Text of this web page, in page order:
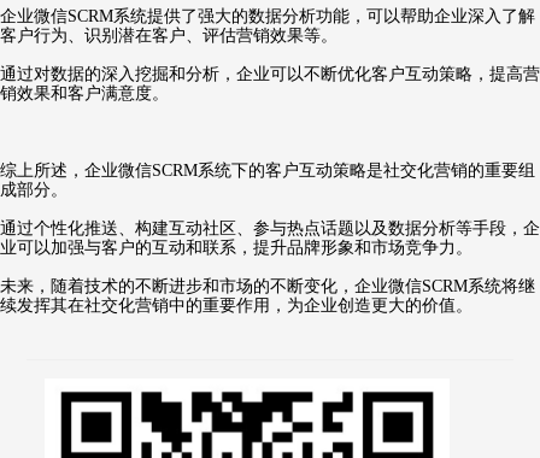
企业微信SCRM系统提供了强大的数据分析功能，可以帮助企业深入了解
客户行为、识别潜在客户、评估营销效果等。
通过对数据的深入挖掘和分析，企业可以不断优化客户互动策略，提高营
销效果和客户满意度。
综上所述，企业微信SCRM系统下的客户互动策略是社交化营销的重要组
成部分。
通过个性化推送、构建互动社区、参与热点话题以及数据分析等手段，企
业可以加强与客户的互动和联系，提升品牌形象和市场竞争力。
未来，随着技术的不断进步和市场的不断变化，企业微信SCRM系统将继
续发挥其在社交化营销中的重要作用，为企业创造更大的价值。